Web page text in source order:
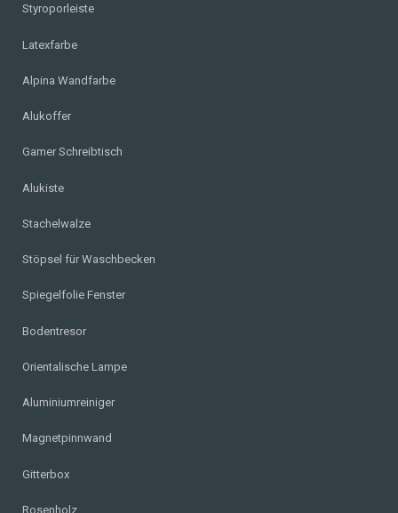
Styroporleiste
Latexfarbe
Alpina Wandfarbe
Alukoffer
Gamer Schreibtisch
Alukiste
Stachelwalze
Stöpsel für Waschbecken
Spiegelfolie Fenster
Bodentresor
Orientalische Lampe
Aluminiumreiniger
Magnetpinnwand
Gitterbox
Rosenholz